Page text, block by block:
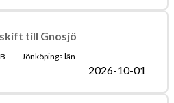
till Gnosjö
Jönköpings län
2026-10-01